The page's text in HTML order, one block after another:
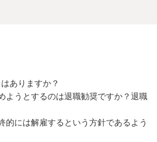
ありますか？
ようとするのは退職勧奨ですか？退職
には解雇するという方針であるよう